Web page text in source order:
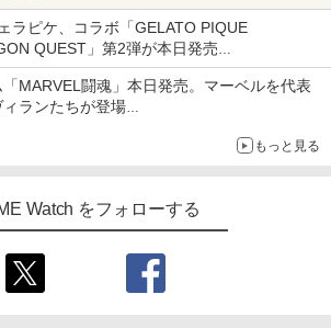
オフになるセールが実施
ラピケ、コラボ「GELATO PIQUE
QUEST」第2弾が本日発売
たスライムやわたぼう、ベビーサタンなどが
登場
MARVEL闘魂」本日発売。マーベルを代表
ランたちが登場
もっと見る
Watch をフォローする